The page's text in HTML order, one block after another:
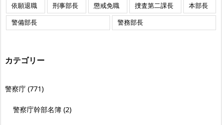
依願退職 刑事部長 懲戒免職 捜査第二課長
本部長
警備部長
警務部長
カテゴリー
警察庁 (771)
警察庁幹部名簿 (2)